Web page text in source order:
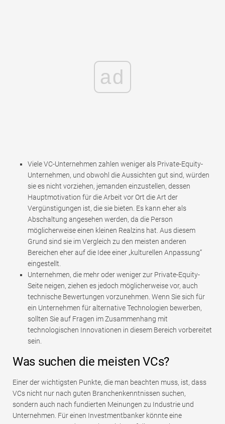
ad
Viele VC-Unternehmen zahlen weniger als Private-Equity-
Unternehmen, und obwohl die Aussichten gut sind, würden
sie es nicht vorziehen, jemanden einzustellen, dessen
Hauptmotivation für die Arbeit vor Ort die Art der
Vergünstigungen ist, die sie bieten. Es kann eher als
Abschaltung angesehen werden, da die Person
möglicherweise einen kleinen Realzins hat. Aus diesem
Grund sind sie im Vergleich zu den meisten anderen
Bereichen eher auf die Idee einer „kulturellen Anpassung“
eingestellt.
Unternehmen, die mehr oder weniger zur Private-Equity-
Seite neigen, ziehen es jedoch möglicherweise vor, auch
technische Bewertungen vorzunehmen. Wenn Sie sich für
ein Unternehmen für alternative Technologien bewerben,
sollten Sie auf Fragen im Zusammenhang mit
technologischen Innovationen in diesem Bereich vorbereitet
sein.
Was suchen die meisten VCs?
Einer der wichtigsten Punkte, die man beachten muss, ist, dass
VCs nicht nur nach guten Branchenkenntnissen suchen,
sondern auch nach fundierten Meinungen zu Industrie und
Unternehmen. Für einen Investmentbanker könnte eine